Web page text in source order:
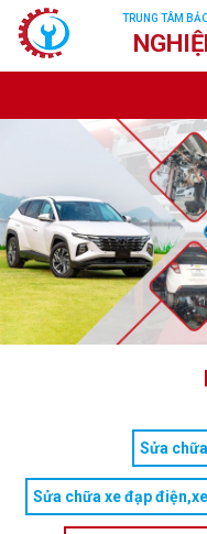
TRUNG TÂM
Sửa
Sửa chữa xe đạp